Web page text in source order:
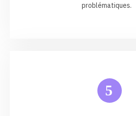
problématiques.
5